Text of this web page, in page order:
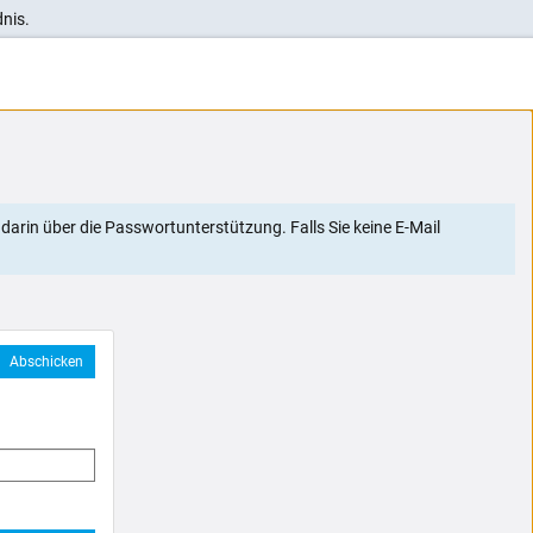
über die Passwortunterstützung. Falls Sie keine E-Mail
Abschicken